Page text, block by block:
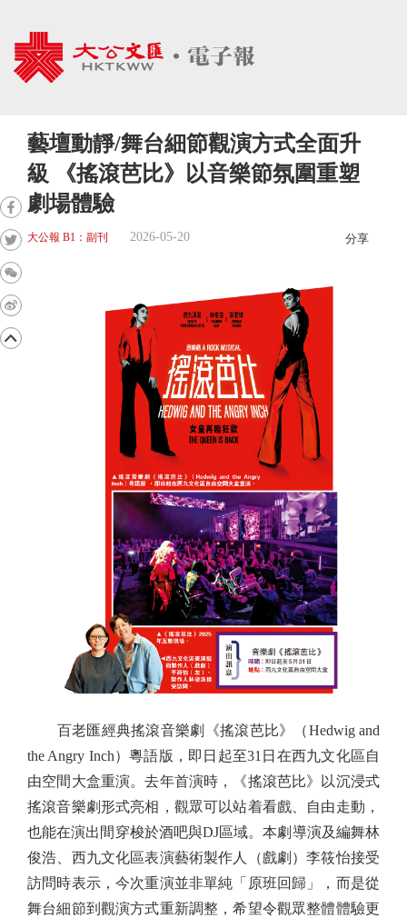
藝壇動靜/舞台細節觀演方式全面升
級 《搖滾芭比》以音樂節氛圍重塑
劇場體驗
大公報 B1：副刊 2026-05-20 分享
百老匯經典搖滾音樂劇《搖滾芭比》（Hedwig and
the Angry Inch）粵語版，即日起至31日在西九文化區自
由空間大盒重演。去年首演時，《搖滾芭比》以沉浸式
搖滾音樂劇形式亮相，觀眾可以站着看戲、自由走動，
也能在演出間穿梭於酒吧與DJ區域。本劇導演及編舞林
俊浩、西九文化區表演藝術製作人（戲劇）李筱怡接受
訪問時表示，今次重演並非單純「原班回歸」，而是從
舞台細節到觀演方式重新調整，希望令觀眾整體體驗更